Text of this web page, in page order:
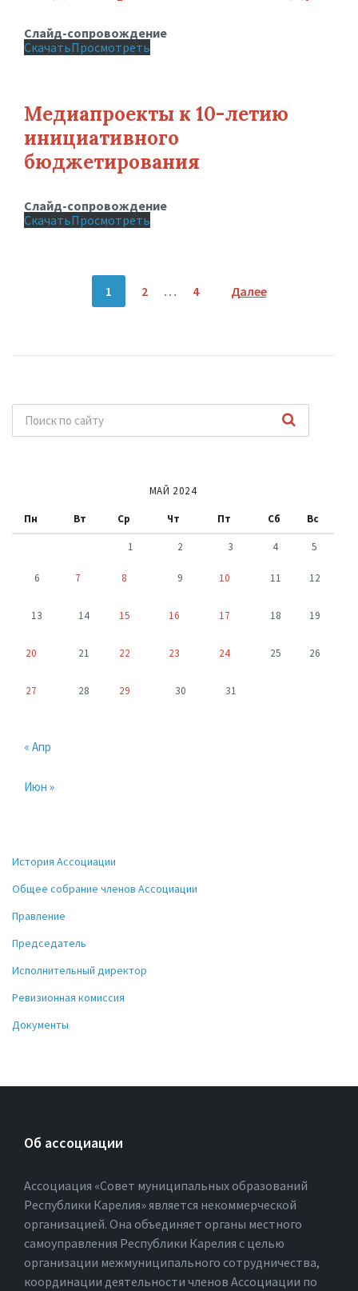
Слайд-сопровождение
СкачатьПросмотреть
Медиапроекты к 10-летию
инициативного
бюджетирования
Слайд-сопровождение
СкачатьПросмотреть
Пагинация
1 2 … 4 Далее
МАЙ 2024
Пн Вт Ср Чт Пт Сб Вс
1 2 3 4 5
6 7 8 9 10 11 12
13 14 15 16 17 18 19
20 21 22 23 24 25 26
27 28 29 30 31
« Апр
Июн »
История Ассоциации
Общее собрание членов Ассоциации
Правление
Председатель
Исполнительный директор
Ревизионная комиссия
Документы
Об ассоциации
Ассоциация «Совет муниципальных образований
Республики Карелия» является некоммерческой
организацией. Она объединяет органы местного
самоуправления Республики Карелия с целью
организации межмуниципального сотрудничества,
координации деятельности членов Ассоциации по